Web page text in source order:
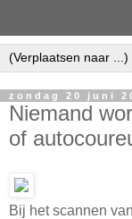
zondag 20 juni
Niemand
of
Bij het scannen